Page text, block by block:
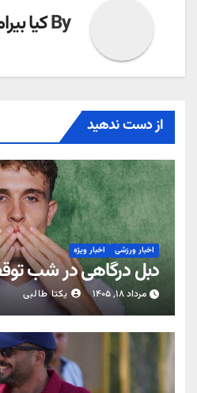
Byکیا
از دست ندهید
اخبار ورزشی اخبار ویژه
دبل درگاهی در شب
مرداد ۱۸, ۱۴۰۵ یکتا طالبی